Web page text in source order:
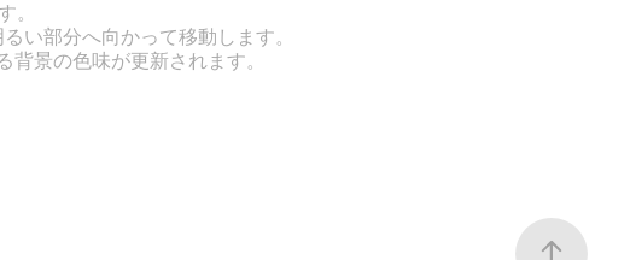
。
い部分へ向かって移動します。
背景の色味が更新されます。